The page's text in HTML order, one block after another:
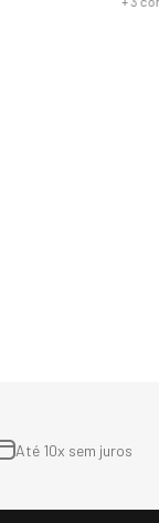
Até 10x sem juros